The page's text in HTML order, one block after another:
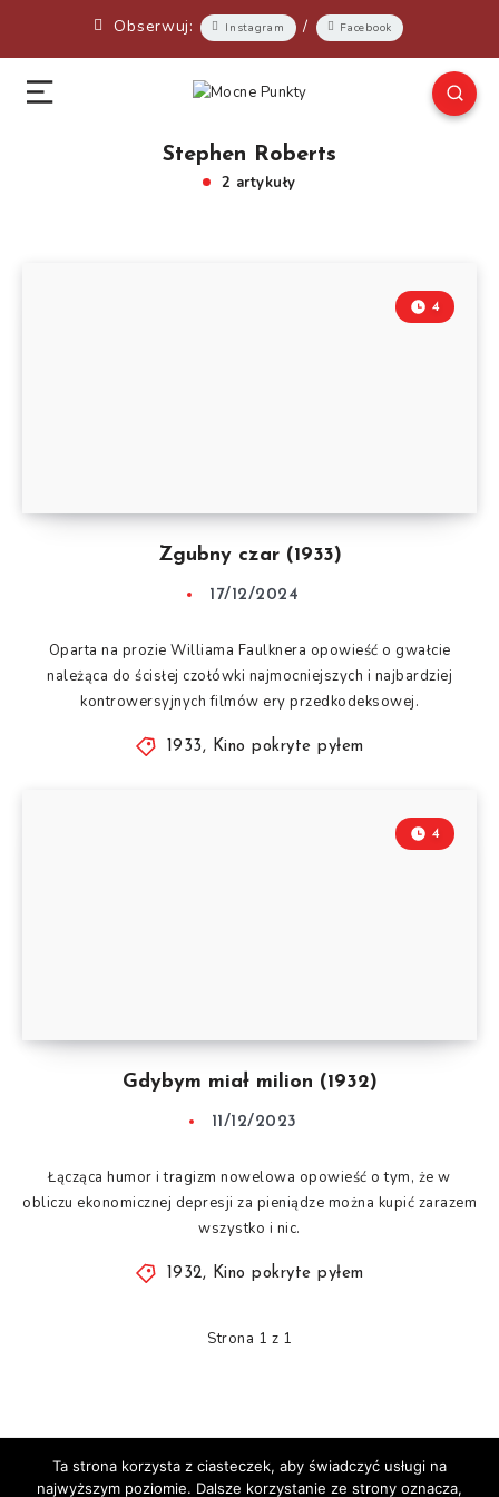
Obserwuj: Instagram / Facebook
Stephen Roberts
2 artykuły
Zgubny czar (1933)
4
17/12/2024
Oparta na prozie Williama Faulknera opowieść o gwałcie
należąca do ścisłej czołówki najmocniejszych i najbardziej
kontrowersyjnych filmów ery przedkodeksowej.
1933, Kino pokryte pyłem
Gdybym miał milion (1932)
4
11/12/2023
Łącząca humor i tragizm nowelowa opowieść o tym, że w
obliczu ekonomicznej depresji za pieniądze można kupić zarazem
wszystko i nic.
1932, Kino pokryte pyłem
Strona 1 z 1
© Mocne Punkty 2020-2025
Ta strona korzysta z ciasteczek, aby świadczyć usługi na
najwyższym poziomie. Dalsze korzystanie ze strony oznacza,